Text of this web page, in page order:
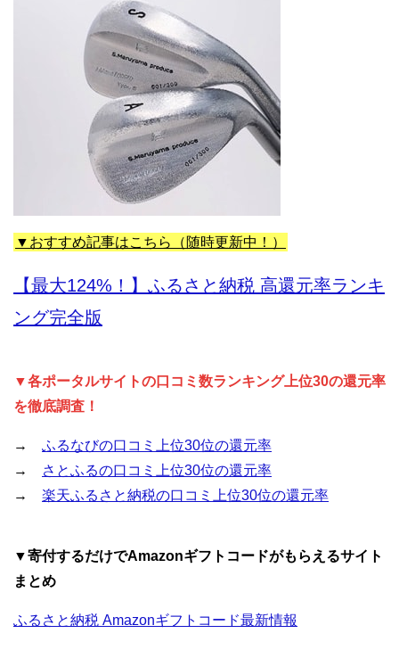
▼おすすめ記事はこちら（随時更新中！）
【最大124%！】ふるさと納税 高還元率ランキ
ング完全版
▼各ポータルサイトの口コミ数ランキング上位30の還元率
を徹底調査！
→ ふるなびの口コミ上位30位の還元率
→
さとふるの口コミ上位30位の還元率
→ 楽天ふるさと納税の口コミ上位30位の還元率
▼寄付するだけでAmazonギフトコードがもらえるサイト
まとめ
ふるさと納税 Amazonギフトコード最新情報